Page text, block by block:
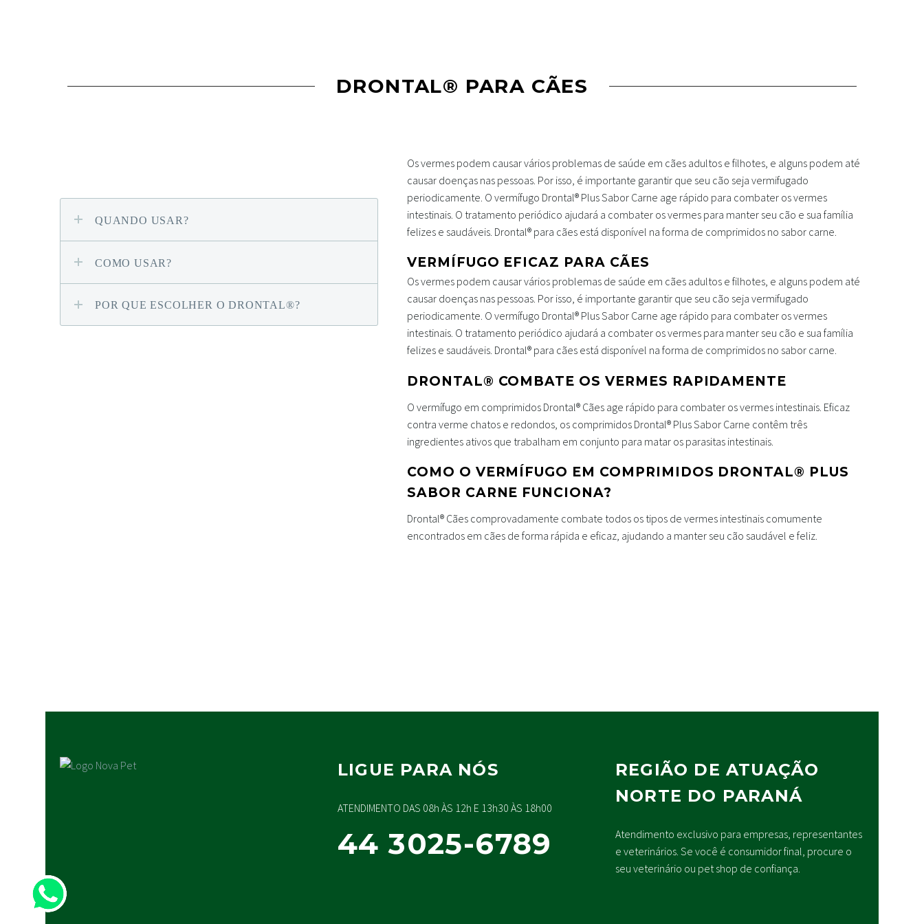
DRONTAL® PARA CÃES
QUANDO USAR?
COMO USAR?
POR QUE ESCOLHER O DRONTAL®?
Os vermes podem causar vários problemas de saúde em cães adultos e filhotes, e alguns podem até
causar doenças nas pessoas. Por isso, é importante garantir que seu cão seja vermifugado
periodicamente. O vermífugo Drontal® Plus Sabor Carne age rápido para combater os vermes
intestinais. O tratamento periódico ajudará a combater os vermes para manter seu cão e sua família
felizes e saudáveis. Drontal® para cães está disponível na forma de comprimidos no sabor carne.
VERMÍFUGO EFICAZ PARA CÃES
Os vermes podem causar vários problemas de saúde em cães adultos e filhotes, e alguns podem até
causar doenças nas pessoas. Por isso, é importante garantir que seu cão seja vermifugado
periodicamente. O vermífugo Drontal® Plus Sabor Carne age rápido para combater os vermes
intestinais. O tratamento periódico ajudará a combater os vermes para manter seu cão e sua família
felizes e saudáveis. Drontal® para cães está disponível na forma de comprimidos no sabor carne.
DRONTAL® COMBATE OS VERMES RAPIDAMENTE
O vermífugo em comprimidos Drontal® Cães age rápido para combater os vermes intestinais. Eficaz
contra verme chatos e redondos, os comprimidos Drontal® Plus Sabor Carne contêm três
ingredientes ativos que trabalham em conjunto para matar os parasitas intestinais.
COMO O VERMÍFUGO EM COMPRIMIDOS DRONTAL® PLUS
SABOR CARNE FUNCIONA?
Drontal® Cães comprovadamente combate todos os tipos de vermes intestinais comumente
encontrados em cães de forma rápida e eficaz, ajudando a manter seu cão saudável e feliz.
LIGUE PARA NÓS
ATENDIMENTO DAS 08h ÀS 12h E 13h30 ÀS 18h00
44 3025-6789
REGIÃO DE ATUAÇÃO
NORTE DO PARANÁ
Atendimento exclusivo para empresas, representantes
e veterinários. Se você é consumidor final, procure o
seu veterinário ou pet shop de confiança.